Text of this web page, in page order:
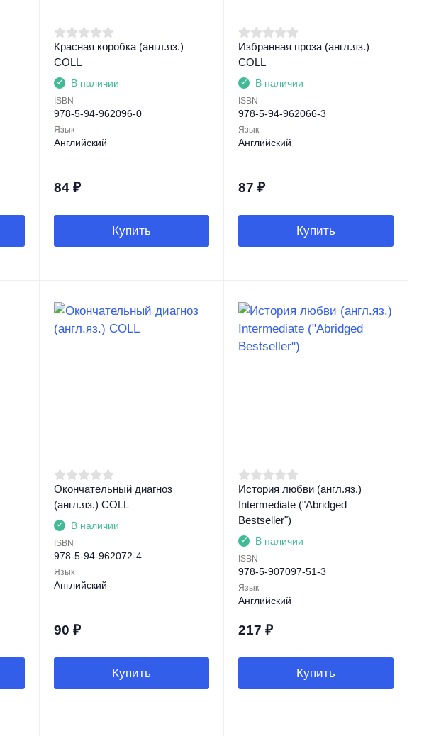
Красная коробка (англ.яз.)
СOLL
В наличии
ISBN
978-5-94-962096-0
Язык
Английский
84 ₽
Купить
Избранная проза (англ.яз.)
COLL
В наличии
ISBN
978-5-94-962066-3
Язык
Английский
87 ₽
Купить
Окончательный диагноз
(англ.яз.) СOLL
В наличии
ISBN
978-5-94-962072-4
Язык
Английский
90 ₽
Купить
История любви (англ.яз.)
Intermediate ("Abridged
Bestseller")
В наличии
ISBN
978-5-907097-51-3
Язык
Английский
217 ₽
Купить